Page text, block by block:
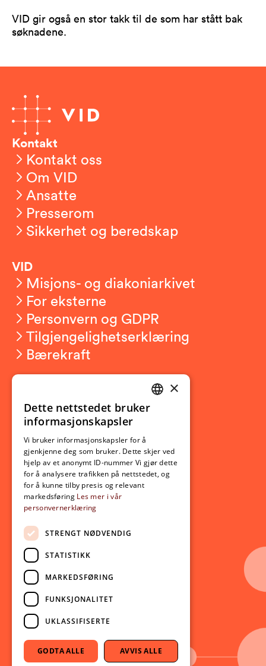
VID gir også en stor takk til de som har stått bak
søknadene.
Kontakt
Kontakt oss
Om VID
Ansatte
Presserom
Sikkerhet og beredskap
VID
Misjons- og diakoniarkivet
For eksterne
Personvern og GDPR
Tilgjengelighetserklæring
Bærekraft
Ny student
Utveksling
Opptak
Lov- og regelverk
Aktuelt
Nyheter
Arrangementer
Nyhetsbrev
Ledige stillinger
Følg oss på sosiale medier:
Facebook
Instagram
Youtube
LinkedIn
NORWEGIAN
×
Dette nettstedet bruker
informasjonskapsler
Vi bruker informasjonskapsler for å
gjenkjenne deg som bruker. Dette skjer ved
hjelp av et anonymt ID-nummer Vi gjør dette
for å analysere trafikken på nettstedet, og
for å kunne tilby presis og relevant
markedsføring Les mer i vår
personvernerklæring
STRENGT NØDVENDIG
STATISTIKK
MARKEDSFØRING
FUNKSJONALITET
UKLASSIFISERTE
GODTA ALLE AVVIS ALLE